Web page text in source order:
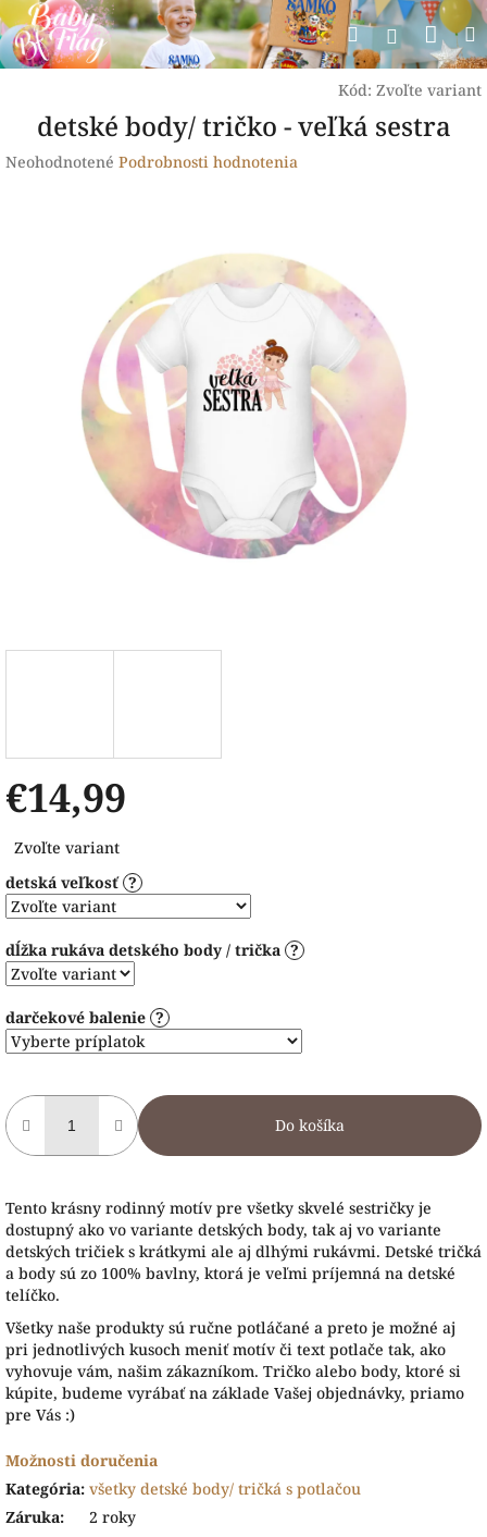
Prejsť
na
obsah
Hľadať
Kód: Zvoľte variant
detské body/ tričko - veľká sestra
Priemerné
Neohodnotené Podrobnosti hodnotenia
€14,99
cena:
Zvoľte variant
detská veľkosť ?
dĺžka rukáva detského body / trička ?
darčekové balenie ?
Do košíka
Tento krásny rodinný motív pre všetky skvelé sestričky je
dostupný ako vo variante detských body, tak aj vo variante
detských tričiek s krátkymi ale aj dlhými rukávmi. Detské tričká
a body sú zo 100% bavlny, ktorá je veľmi príjemná na detské
telíčko.
Všetky naše produkty sú ručne potláčané a preto je možné aj
pri jednotlivých kusoch meniť motív či text potlače tak, ako
vyhovuje vám, našim zákazníkom. Tričko alebo body, ktoré si
kúpite, budeme vyrábať na základe Vašej objednávky, priamo
pre Vás :)
Možnosti doručenia
Kategória: všetky detské body/ tričká s potlačou
Záruka: 2 roky